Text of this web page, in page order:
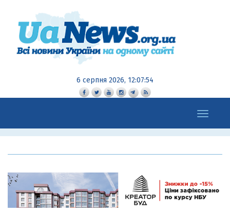
6 серпня 2026, 12:07:55
Toggle
navigation